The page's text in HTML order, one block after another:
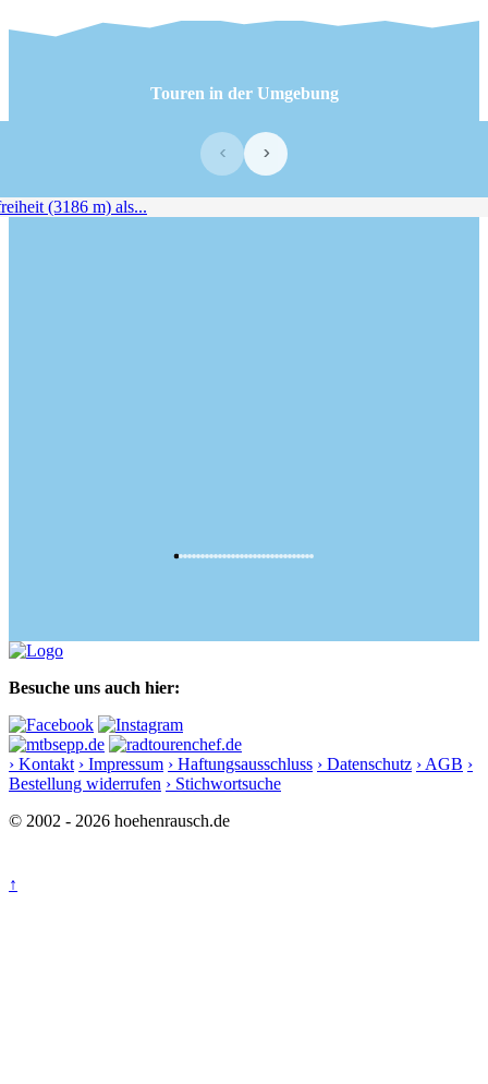
Touren in der Umgebung
‹ ›
Besuche uns auch hier:
› Kontakt › Impressum › Haftungsausschluss › Datenschutz › AGB ›
Bestellung widerrufen › Stichwortsuche
© 2002 - 2026 hoehenrausch.de
↑